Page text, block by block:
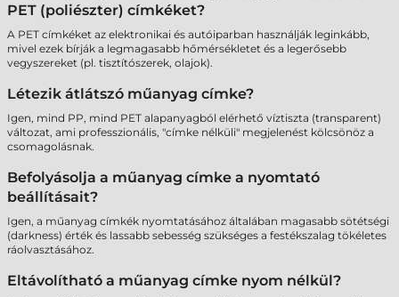
PET (poliészter) címkéket?
A PET címkéket az elektronikai és autóiparban használják leginkább,
mivel ezek bírják a legmagasabb hőmérsékletet és a legerősebb
vegyszereket (pl. tisztítószerek, olajok).
Létezik átlátszó műanyag címke?
Igen, mind PP, mind PET alapanyagból elérhető víztiszta (transparent)
változat, ami professzionális, "címke nélküli" megjelenést kölcsönöz a
csomagolásnak.
Befolyásolja a műanyag címke a nyomtató
beállításait?
Igen, a műanyag címkék nyomtatásához általában magasabb sötétségi
(darkness) érték és lassabb sebesség szükséges a festékszalag tökéletes
ráolvasztásához.
Eltávolítható a műanyag címke nyom nélkül?